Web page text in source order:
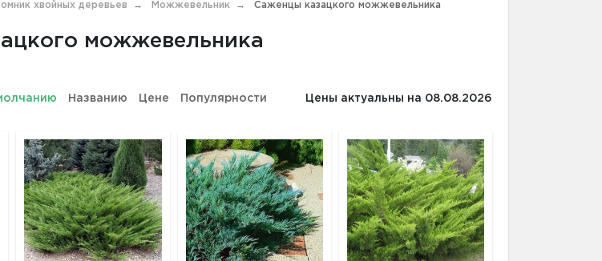
хвойных деревьев Можжевельник Саженцы казацкого можжевельника
можжевельника
Названию Цене Популярности Цены актуальны на 08.08.2026